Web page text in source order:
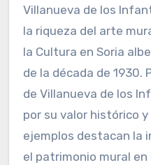
enfoque en la
Estos murales
creatividad del arte
¿Qué
considerados
cultural en